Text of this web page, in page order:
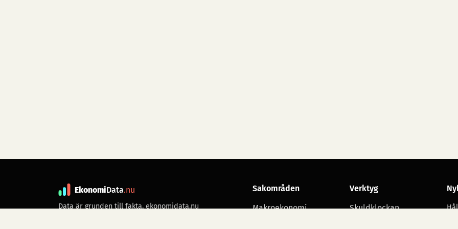
EkonomiData.nu
Data är grunden till fakta. ekonomidata.nu
Sakområden
Makroekonomi
Verktyg
Skuldklockan